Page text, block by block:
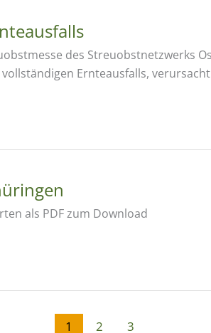
des Streuobstnetzwerks
Ernteausfalls,
als PDF zum Download
1 2 3